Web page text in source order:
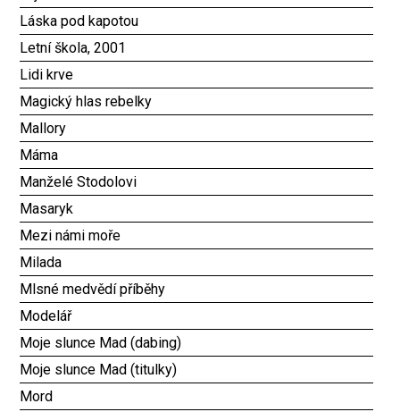
Láska pod kapotou
Letní škola, 2001
Lidi krve
Magický hlas rebelky
Mallory
Máma
Manželé Stodolovi
Masaryk
Mezi námi moře
Milada
Mlsné medvědí příběhy
Modelář
Moje slunce Mad (dabing)
Moje slunce Mad (titulky)
Mord